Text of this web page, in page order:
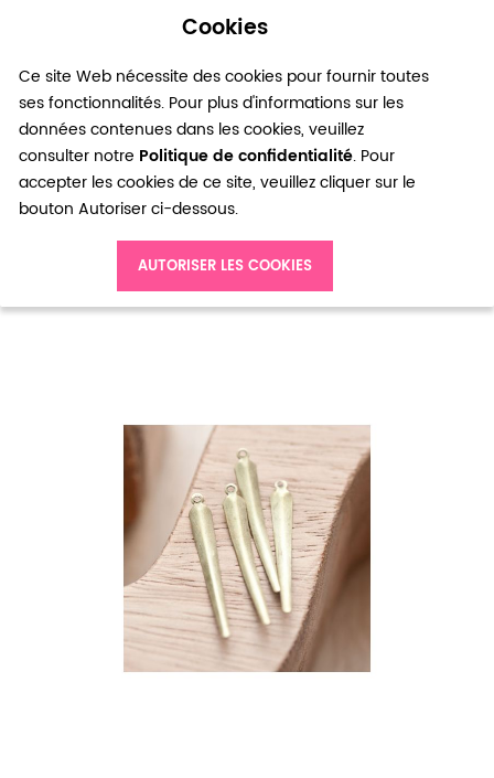
Cookies
Ce site Web nécessite des cookies pour fournir toutes
ses fonctionnalités. Pour plus d'informations sur les
données contenues dans les cookies, veuillez
consulter notre Politique de confidentialité. Pour
accepter les cookies de ce site, veuillez cliquer sur le
bouton Autoriser ci-dessous.
AUTORISER LES COOKIES
0
Breloque Allongée Pointe Bronze vieilli x 40